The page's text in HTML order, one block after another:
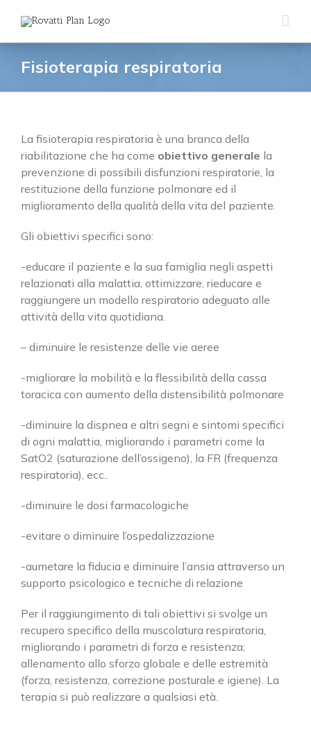
contenuto
Fisioterapia respiratoria
La fisioterapia respiratoria è una branca della
riabilitazione che ha come obiettivo generale la
prevenzione di possibili disfunzioni respiratorie, la
restituzione della funzione polmonare ed il
miglioramento della qualità della vita del paziente.
Gli obiettivi specifici sono:
-educare il paziente e la sua famiglia negli aspetti
relazionati alla malattia, ottimizzare, rieducare e
raggiungere un modello respiratorio adeguato alle
attività della vita quotidiana.
– diminuire le resistenze delle vie aeree
-migliorare la mobilità e la flessibilità della cassa
toracica con aumento della distensibilità polmonare
-diminuire la dispnea e altri segni e sintomi specifici
di ogni malattia, migliorando i parametri come la
SatO2 (saturazione dell’ossigeno), la FR (frequenza
respiratoria), ecc..
-diminuire le dosi farmacologiche
-evitare o diminuire l’ospedalizzazione
-aumetare la fiducia e diminuire l’ansia attraverso un
supporto psicologico e tecniche di relazione
Per il raggiungimento di tali obiettivi si svolge un
recupero specifico della muscolatura respiratoria,
migliorando i parametri di forza e resistenza;
allenamento allo sforzo globale e delle estremità
(forza, resistenza, correzione posturale e igiene). La
terapia si può realizzare a qualsiasi età.